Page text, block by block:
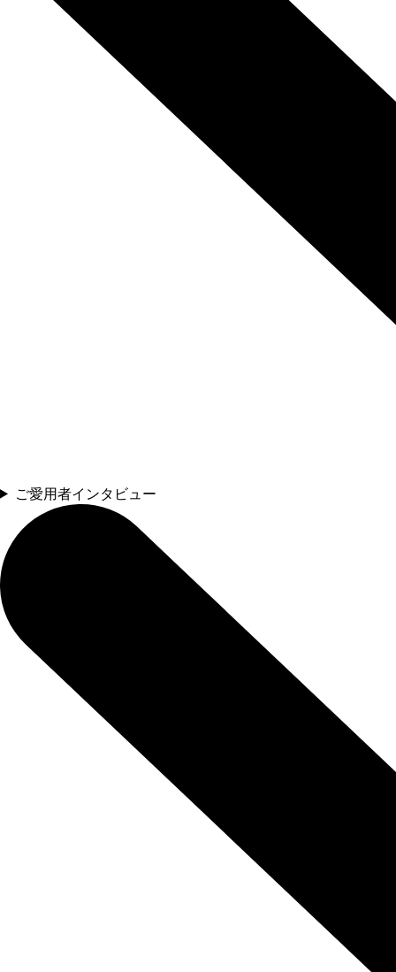
ご愛用者インタビュー